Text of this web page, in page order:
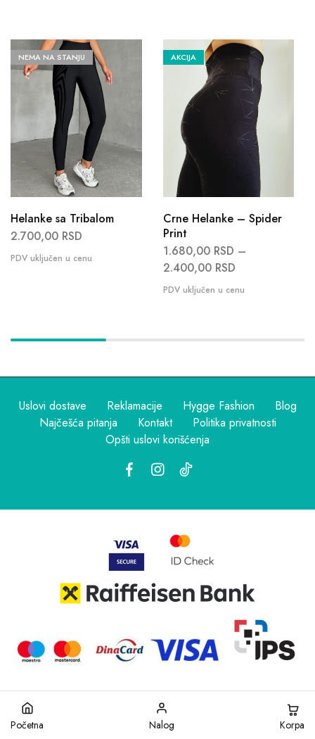
NEMA NA STANJU
Helanke sa Tribalom
2.700,00 RSD
AKCIJA
Crne Helanke – Spider
Print
1.680,00 RSD –
2.400,00 RSD
Uslovi dostave Reklamacije Hygge Fashion
Blog
Najčešća pitanja
Kontakt
Politika privatnosti
Opšti uslovi korišćenja
Početna Nalog Korpa